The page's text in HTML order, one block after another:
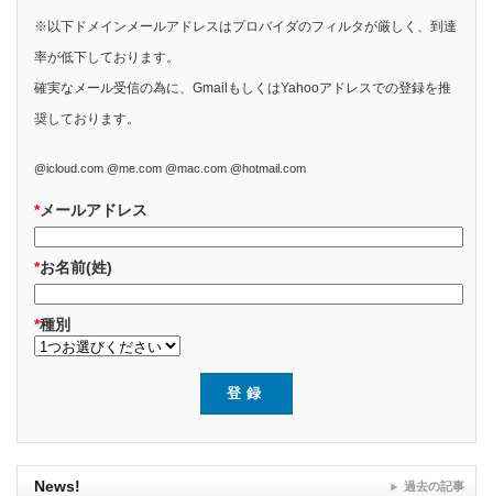
※以下ドメインメールアドレスはプロバイダのフィルタが厳しく、到達
率が低下しております。
確実なメール受信の為に、GmailもしくはYahooアドレスでの登録を推
奨しております。
@icloud.com @me.com @mac.com @hotmail.com
*メールアドレス
*お名前(姓)
*種別
News! 過去の記事